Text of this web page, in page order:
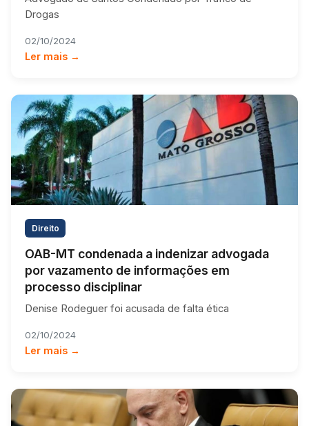
Drogas
02/10/2024
Ler mais →
Direito
OAB-MT condenada a indenizar advogada
por vazamento de informações em
processo disciplinar
Denise Rodeguer foi acusada de falta ética
02/10/2024
Ler mais →